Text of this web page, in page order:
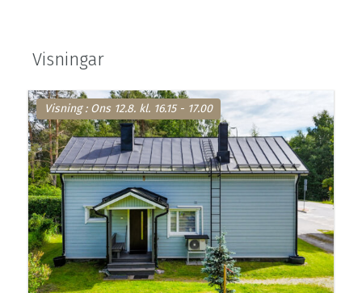
Visningar
Visning : Ons 12.8. kl. 16.15 - 17.00